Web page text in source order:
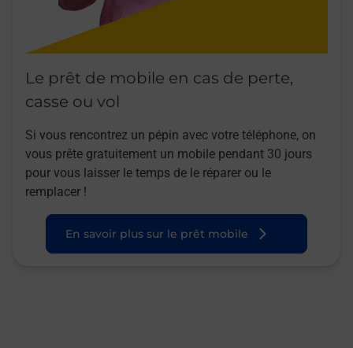
Le prêt de mobile en cas de perte,
casse ou vol
Si vous rencontrez un pépin avec votre téléphone, on
vous prête gratuitement un mobile pendant 30 jours
pour vous laisser le temps de le réparer ou le
remplacer !
En savoir plus sur le prêt mobile